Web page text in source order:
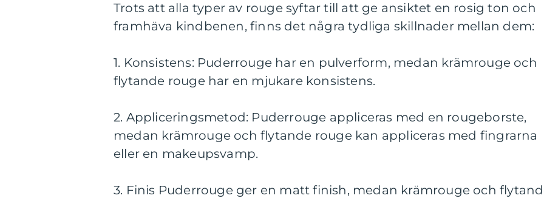
Trots att alla typer av rouge syftar till att ge ansiktet en rosig ton och
framhäva kindbenen, finns det några tydliga skillnader mellan dem:
1. Konsistens: Puderrouge har en pulverform, medan krämrouge och
flytande rouge har en mjukare konsistens.
2. Appliceringsmetod: Puderrouge appliceras med en rougeborste,
medan krämrouge och flytande rouge kan appliceras med fingrarna
eller en makeupsvamp.
3. Finis Puderrouge ger en matt finish, medan krämrouge och